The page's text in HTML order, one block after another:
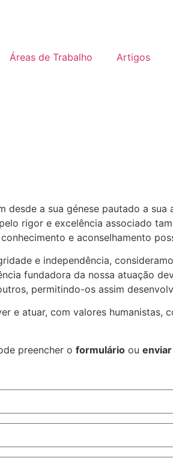
Áreas de Trabalho Artigos
desde a sua génese pautado a
rigor e excelência associado
e aconselhamento
e independência,
fundadora da nossa atuação
permitindo-os assim
e atuar, com valores humanistas,
preencher o formulário ou